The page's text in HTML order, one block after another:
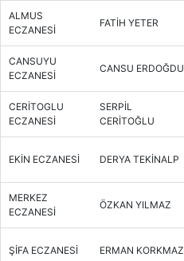
ALMUS
ECZANESİ
FATİH YETER
CANSUYU
ECZANESİ
CANSU ERDOĞDU
CERİTOGLU
ECZANESİ
SERPİL
CERİTOĞLU
EKİN ECZANESİ DERYA TEKİNALP
MERKEZ
ECZANESİ
ÖZKAN YILMAZ
ŞİFA ECZANESİ ERMAN KORKMAZ